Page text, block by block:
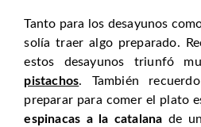
Tanto para los desayunos
solía traer algo preparado.
estos desayunos triunfó
pistachos. También
preparar para comer el plato
espinacas a la catalana de